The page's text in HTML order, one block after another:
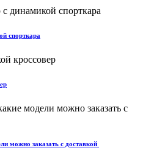
спорткара
можно заказать с доставкой